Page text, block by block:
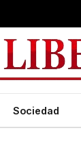
Sociedad